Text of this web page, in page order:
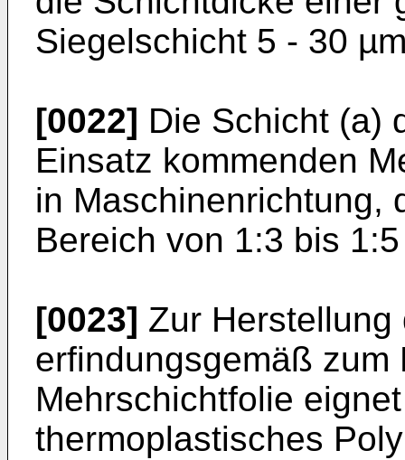
Siegelschicht 5 - 30
[0022] Die Schicht (a)
Einsatz kommenden
in Maschinenrichtung,
Bereich von 1:3 bis
[0023] Zur
erfindungsgemäß zum
Mehrschichtfolie
thermoplastisches